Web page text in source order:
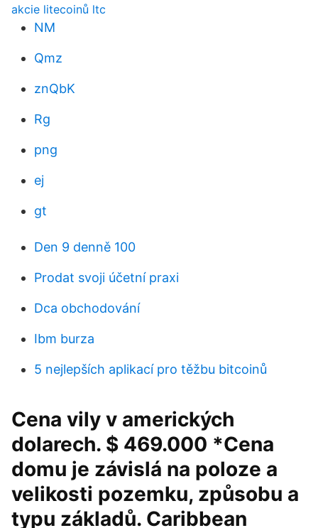
akcie litecoinů ltc
NM
Qmz
znQbK
Rg
png
ej
gt
Den 9 denně 100
Prodat svoji účetní praxi
Dca obchodování
Ibm burza
5 nejlepších aplikací pro těžbu bitcoinů
Cena vily v amerických
dolarech. $ 469.000 *Cena
domu je závislá na poloze a
velikosti pozemku, způsobu a
typu základů. Caribbean